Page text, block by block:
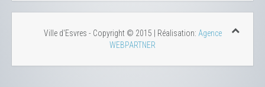
Ville d'Esvres - Copyright © 2015 | Réalisation: Agence
WEBPARTNER